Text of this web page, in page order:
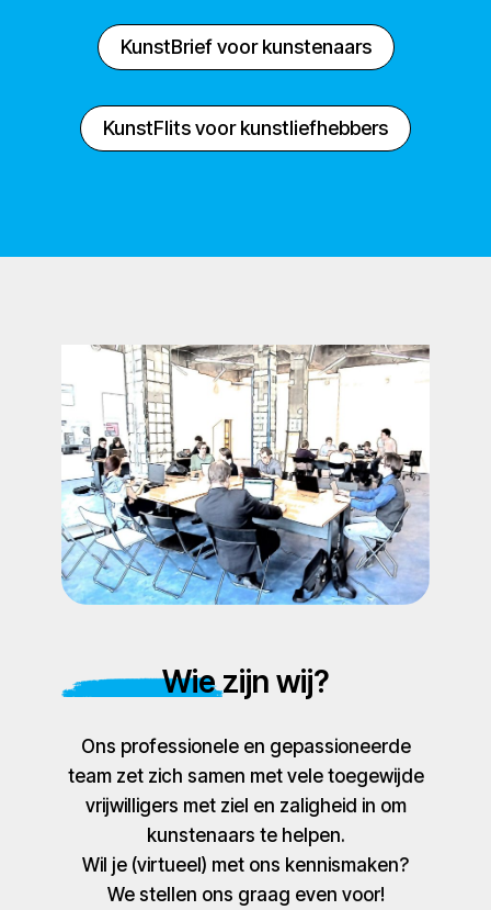
KunstBrief voor kunstenaars
KunstFlits voor kunstliefhebbers
Wie zijn wij?
Ons professionele en gepassioneerde
team zet zich samen met vele toegewijde
vrijwilligers met ziel en zaligheid in om
kunstenaars te helpen.
Wil je (virtueel) met ons kennismaken?
We stellen ons graag even voor!